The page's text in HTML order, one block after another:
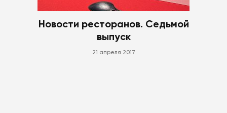
Новости ресторанов. Седьмой
выпуск
21 апреля 2017